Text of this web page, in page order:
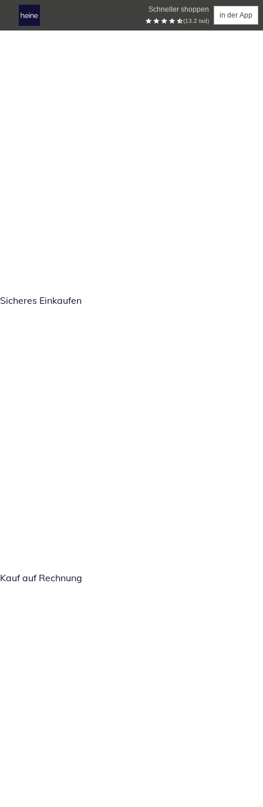
Schneller shoppen
(13.2 tsd)
in der App
Sicheres Einkaufen
Kauf auf Rechnung